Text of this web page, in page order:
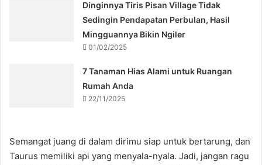
Dinginnya Tiris Pisan Village Tidak
Sedingin Pendapatan Perbulan, Hasil
Mingguannya Bikin Ngiler
01/02/2025
7 Tanaman Hias Alami untuk Ruangan
Rumah Anda
22/11/2025
Semangat juang di dalam dirimu siap untuk bertarung, dan
Taurus memiliki api yang menyala-nyala. Jadi, jangan ragu